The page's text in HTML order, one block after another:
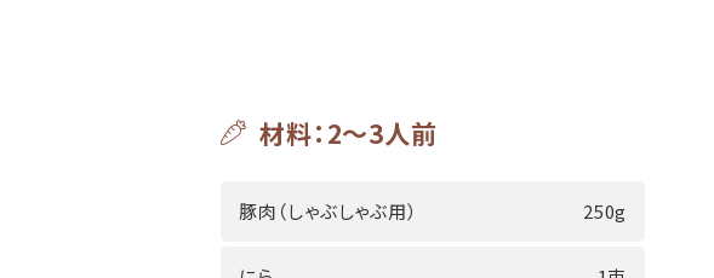
材料：2～3人前
豚肉（しゃぶしゃぶ用） 250g